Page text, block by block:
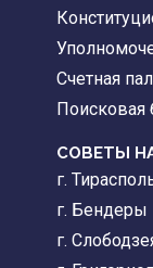
Счетная
СОВЕТЫ
г.
г. Бендеры
г.